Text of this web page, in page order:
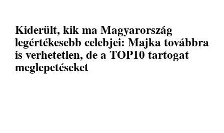
Kiderült, kik ma Magyarország
legértékesebb celebjei: Majka továbbra
is verhetetlen, de a TOP10 tartogat
meglepetéseket